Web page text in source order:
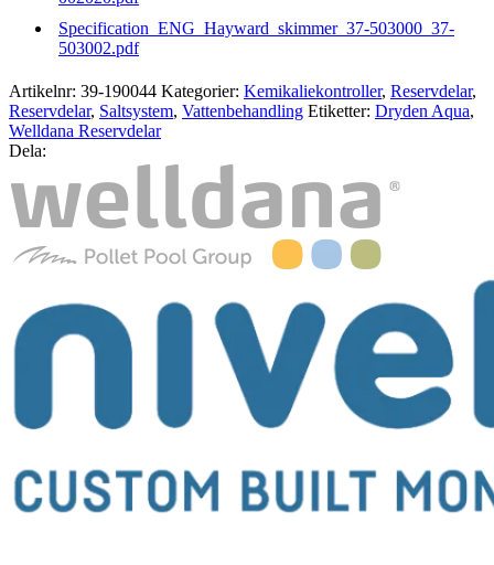
Specification_ENG_Hayward_skimmer_37-503000_37-
503002.pdf
Artikelnr: 39-190044 Kategorier: Kemikaliekontroller, Reservdelar,
Reservdelar, Saltsystem, Vattenbehandling Etiketter: Dryden Aqua,
Welldana Reservdelar
Dela: